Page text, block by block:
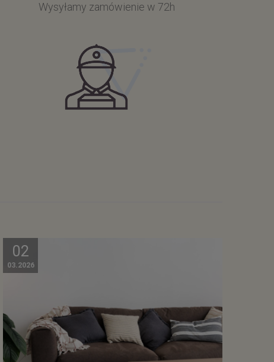
Wysyłamy zamówienie w 72h
02
03.2026